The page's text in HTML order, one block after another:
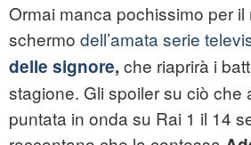
Ormai manca pochissimo per
schermo dell’amata serie
delle signore, che riaprirà i
stagione. Gli spoiler su ciò che
puntata in onda su Rai 1 il 14